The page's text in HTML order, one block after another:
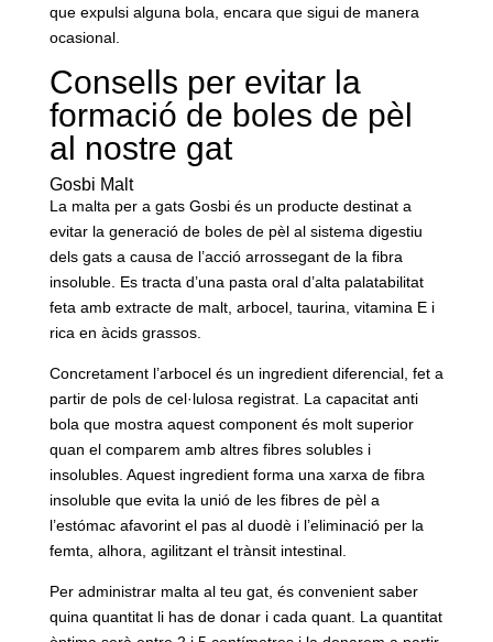
que expulsi alguna bola, encara que sigui de manera
ocasional.
Consells per evitar la
formació de boles de pèl
al nostre gat
Gosbi Malt
La malta per a gats Gosbi és un producte destinat a
evitar la generació de boles de pèl al sistema digestiu
dels gats a causa de l’acció arrossegant de la fibra
insoluble. Es tracta d’una pasta oral d’alta palatabilitat
feta amb extracte de malt, arbocel, taurina, vitamina E i
rica en àcids grassos.
Concretament l’arbocel és un ingredient diferencial, fet a
partir de pols de cel·lulosa registrat. La capacitat anti
bola que mostra aquest component és molt superior
quan el comparem amb altres fibres solubles i
insolubles. Aquest ingredient forma una xarxa de fibra
insoluble que evita la unió de les fibres de pèl a
l’estómac afavorint el pas al duodè i l’eliminació per la
femta, alhora, agilitzant el trànsit intestinal.
Per administrar malta al teu gat, és convenient saber
quina quantitat li has de donar i cada quant. La quantitat